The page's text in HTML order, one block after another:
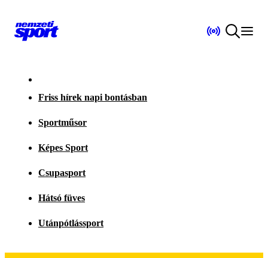
Friss hírek napi bontásban
Sportműsor
Képes Sport
Csupasport
Hátsó füves
Utánpótlássport